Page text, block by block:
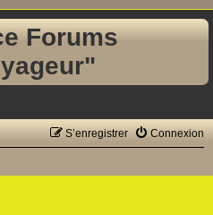
Forums
Connexion
S’enregistrer